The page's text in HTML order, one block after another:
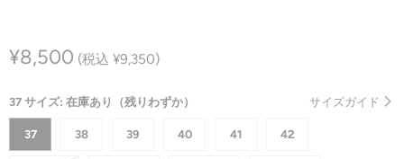
¥8,500 (税込 ¥9,350)
サイズガイド
37 サイズ: 在庫あり（残りわずか）
37 38 39 40 41 42